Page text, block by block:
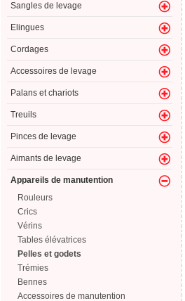
Sangles de levage
Elingues
Cordages
Accessoires de levage
Palans et chariots
Treuils
Pinces de levage
Aimants de levage
Appareils de manutention
Rouleurs
Crics
Vérins
Tables élévatrices
Pelles et godets
Trémies
Bennes
Accessoires de manutention